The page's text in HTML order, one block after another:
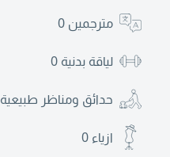
مترجمين 0
لياقة بدنية 0
حدائق ومناظر طبيعية
ازياء 0